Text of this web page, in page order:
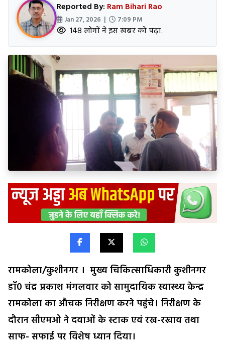
Reported By: Ram Bihari Rao
Jan 27, 2026 | 7:09 PM
148 लोगों ने इस खबर को पढ़ा.
रामकोला/कुशीनगर । मुख्य चिकित्साधिकारी कुशीनगर
डॉ0 चंद्र प्रकाश मंगलवार को सामुदायिक स्वास्थ्य केन्द्र
रामकोला का औचक निरीक्षण करने पहुंचे। निरीक्षण के
दौरान सीएमओ ने दवाओं के स्टाक एवं रख-रखाव तथा
साफ- सफाई पर विशेष ध्यान दिया।